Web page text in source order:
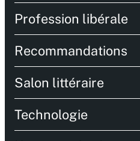
Profession libérale
Recommandations
Salon littéraire
Technologie